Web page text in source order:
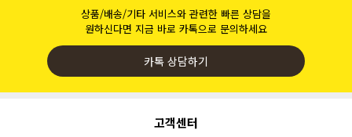
상품/배송/기타 서비스와 관련한 빠른 상담을
원하신다면 지금 바로 카톡으로 문의하세요
카톡 상담하기
고객센터